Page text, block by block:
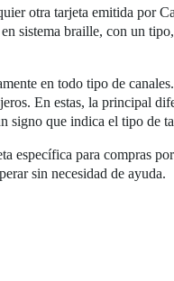
otra tarjeta emitida por
sistema braille, con un
en todo tipo de
En estas, la principal
que indica el tipo de
específica para compras
sin necesidad de ayuda.